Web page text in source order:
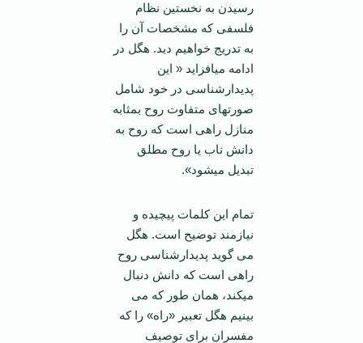
رسیدن به نخستین نظام
فلسفی که مشخصات آن را
به تدریج خواهیم دید. هگل در
ادامه می­افزاید « این
پدیدارشناسی در خود شامل
صورتهای متفاوت روح بمثابه
منازل راهی است که روح به
دانش ناب یا روح مطلق
تبدیل می­شود».
تمام این کلمات پیچیده و
نیازمند توضیح است. هگل
می گوید پدیدارشناسی روح
راهی است که دانش دنبال
می­کند، همان طور که می
بینیم هگل تعبیر «راه» را که
مفسران برای توصیف